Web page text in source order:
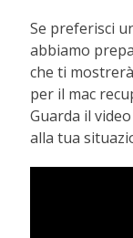
Se preferisci
abbiamo
che ti
per il mac
Guarda il
alla tua